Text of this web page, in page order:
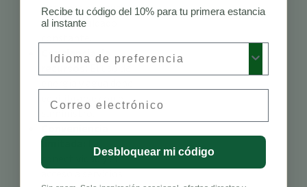
sistemas de agua
requiere cuidado
Conciencia de
El uso de
equilibrarse con el
suministro.
limitada:
conectividad y el
Recibe tu código del 10% para tu primera estancia
al instante
Desbloquear mi código